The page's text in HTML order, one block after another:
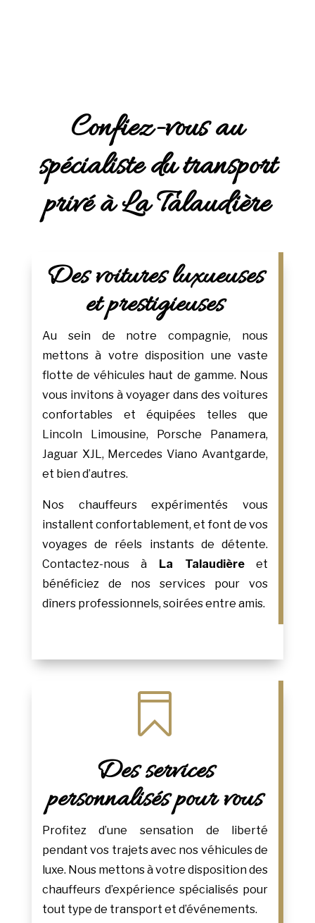
Confiez-vous au
spécialiste du transport
privé à La Talaudière
Des voitures luxueuses
et prestigieuses
Au sein de notre compagnie, nous
mettons à votre disposition une vaste
flotte de véhicules haut de gamme. Nous
vous invitons à voyager dans des voitures
confortables et équipées telles que
Lincoln Limousine, Porsche Panamera,
Jaguar XJL, Mercedes Viano Avantgarde,
et bien d’autres.
Nos chauffeurs expérimentés vous
installent confortablement, et font de vos
voyages de réels instants de détente.
Contactez-nous à La Talaudièreet
bénéficiez de nos services pour vos
dîners professionnels, soirées entre amis.

Des services
personnalisés pour vous
Profitez d’une sensation de liberté
pendant vos trajets avec nos véhicules de
luxe. Nous mettons à votre disposition des
chauffeurs d’expérience spécialisés pour
tout type de transport et d’événements.